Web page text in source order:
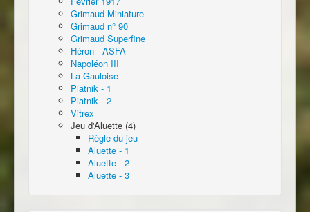
Grimaud Miniature
Grimaud n° 90
Grimaud Superfine
Héron - ASFA
Napoléon III
La Gauloise
Piatnik - 1
Piatnik - 2
Vitrex
Jeu d'Aluette (4)
Règle du jeu
Aluette - 1
Aluette - 2
Aluette - 3